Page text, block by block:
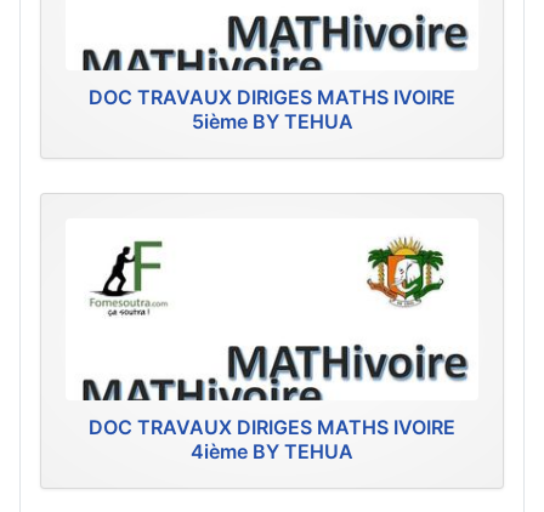
DOC TRAVAUX DIRIGES MATHS IVOIRE
5ième BY TEHUA
DOC TRAVAUX DIRIGES MATHS IVOIRE
4ième BY TEHUA